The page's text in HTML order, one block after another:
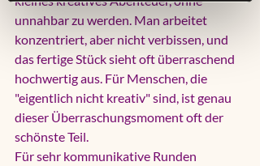
unnahbar zu werden. Man arbeitet
konzentriert, aber nicht verbissen, und
das fertige Stück sieht oft überraschend
hochwertig aus. Für Menschen, die
"eigentlich nicht kreativ" sind, ist genau
dieser Überraschungsmoment oft der
schönste Teil.
Für sehr kommunikative Runden